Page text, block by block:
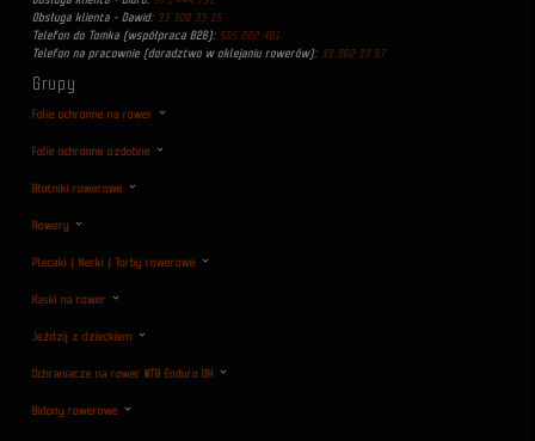
Obsługa klienta - Dawid: 33 300 33 15
Telefon do Tomka (współpraca B2B): 505 002 401
Telefon na pracownie (doradztwo w oklejaniu rowerów): 33 300 33 97
Grupy
Folie ochronne na rower
Folie ochronne ozdobne
Błotniki rowerowe
Rowery
Plecaki | Nerki | Torby rowerowe
Kaski na rower
Jeździj z dzieckiem
Ochraniacze na rower MTB Enduro DH
Bidony rowerowe